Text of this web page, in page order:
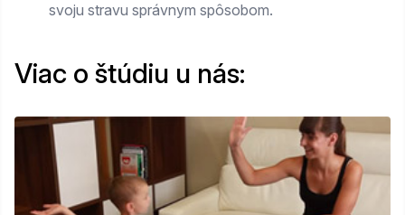
svoju stravu správnym spôsobom.
Viac o štúdiu u nás: